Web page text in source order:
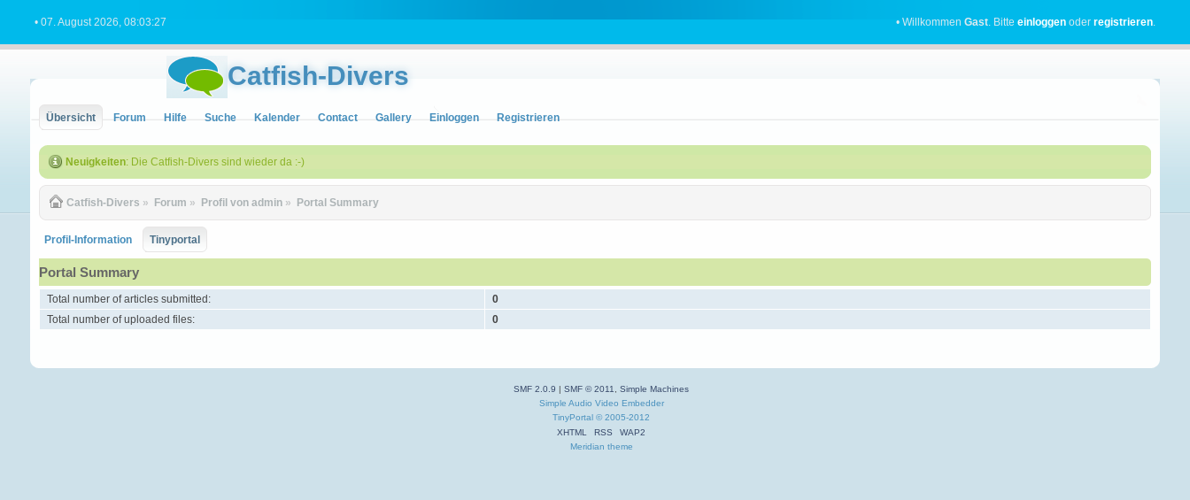
• 07. August 2026, 08:03:27 • WillkommenGast. Bitteeinloggen oderregistrieren.
Catfish-Divers
Übersicht Forum Hilfe Suche Kalender Contact Gallery Einloggen Registrieren
Neuigkeiten: Die Catfish-Divers sind wieder da :-)
Catfish-Divers » Forum » Profil von admin » Portal Summary
Profil-Information Tinyportal
Portal Summary
Total number of articles submitted:
0
Total number of uploaded files:
0
SMF 2.0.9 |SMF © 2011,Simple Machines
Simple Audio Video Embedder
TinyPortal © 2005-2012
XHTML
RSS
WAP2
Meridian theme